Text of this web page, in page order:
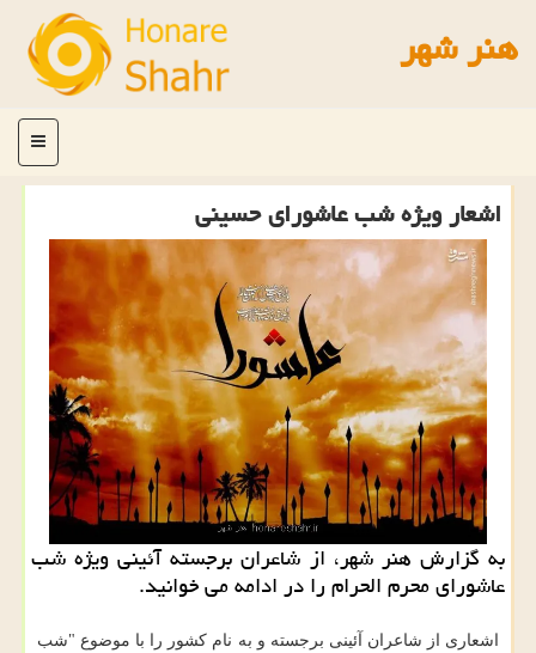
هنر شهر
منو
اشعار ویژه شب عاشورای حسینی
به گزارش هنر شهر، از شاعران برجسته آئینی ویژه شب
عاشورای محرم الحرام را در ادامه می خوانید.
اشعاری از شاعران آئینی برجسته و به نام کشور را با موضوع "شب